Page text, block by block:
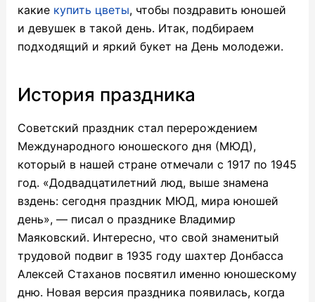
какие купить цветы, чтобы поздравить юношей
и девушек в такой день. Итак, подбираем
подходящий и яркий букет на День молодежи.
История праздника
Советский праздник стал перерождением
Международного юношеского дня (МЮД),
который в нашей стране отмечали с 1917 по 1945
год. «Додвадцатилетний люд, выше знамена
вздень: сегодня праздник МЮД, мира юношей
день», — писал о празднике Владимир
Маяковский. Интересно, что свой знаменитый
трудовой подвиг в 1935 году шахтер Донбасса
Алексей Стаханов посвятил именно юношескому
дню. Новая версия праздника появилась, когда